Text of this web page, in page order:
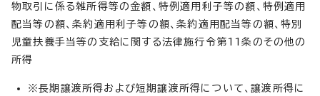
物取引に係る雑所得等の金額、特例適用利子等の額、特例適用
配当等の額、条約適用利子等の額、条約適用配当等の額、特別
児童扶養手当等の支給に関する法律施行令第11条のその他の
所得
※長期譲渡所得および短期譲渡所得について、譲渡所得に